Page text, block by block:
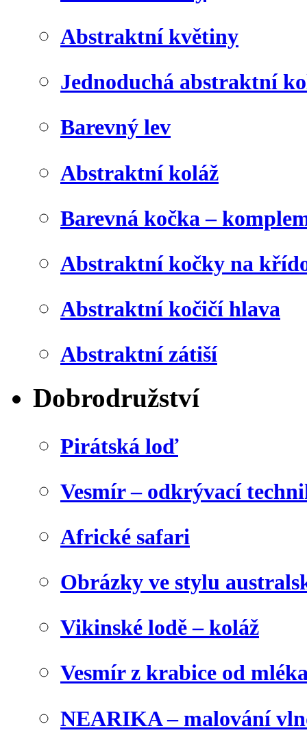
Abstraktní květiny
Jednoduchá abstraktní
Barevný lev
Abstraktní koláž
Barevná kočka –
Abstraktní kočky na
Abstraktní kočičí hlava
Abstraktní zátiší
Dobrodružství
Pirátská loď
Vesmír – odkrývací
Africké safari
Obrázky ve stylu
Vikinské lodě – koláž
Vesmír z krabice od
NEARIKA – malování